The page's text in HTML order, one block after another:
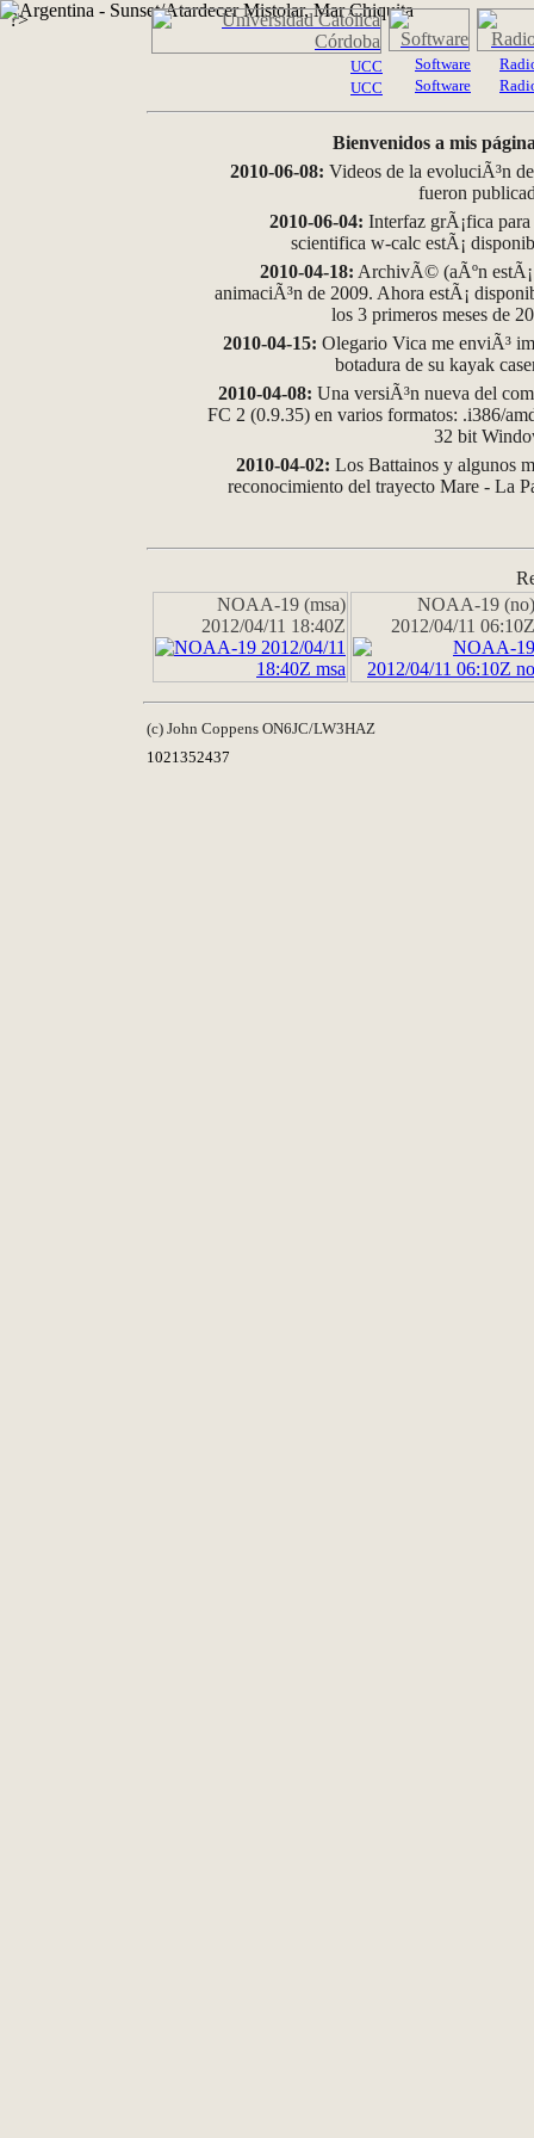
?>
UCC
UCC
Software
Software
Bienvenidos a mis
2010-06-08: Videos de la evoluciÃ³n
fueron
2010-06-04: Interfaz grÃ¡fica
scientifica w-calc estÃ¡
2010-04-18: ArchivÃ© (aÃºn
animaciÃ³n de 2009. Ahora estÃ¡
los 3 primeros meses de
2010-04-15: Olegario Vica me enviÃ³
botadura de su kayak
2010-04-08: Una versiÃ³n nueva del
FC 2 (0.9.35) en varios formatos: .i386/
32 bit
2010-04-02: Los Battainos y algunos
reconocimiento del trayecto Mare - La
NOAA-19 (msa)
2012/04/11 18:40Z
NOAA-19 (no)
2012/04/11 06:10Z
(c) John Coppens ON6JC/LW3HAZ
1021352437